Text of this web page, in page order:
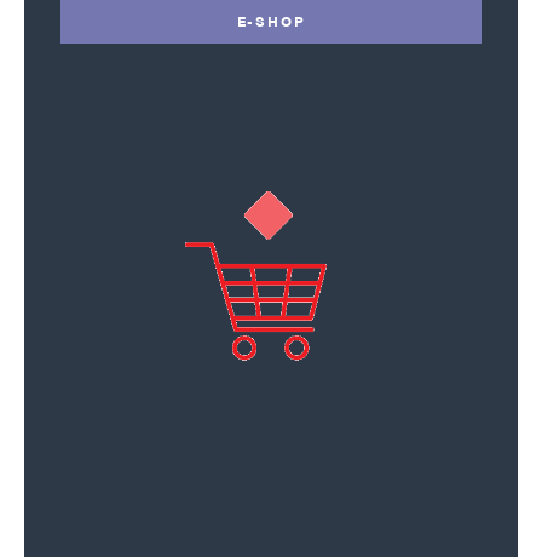
E-SHOP